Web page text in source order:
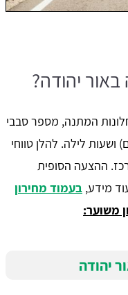
יהודה?
המתנה, מספר סבבי
לילה. להלן טווחי
ההצעה הסופית
מידע, בעמוד מחירון
משוער:
יהודה